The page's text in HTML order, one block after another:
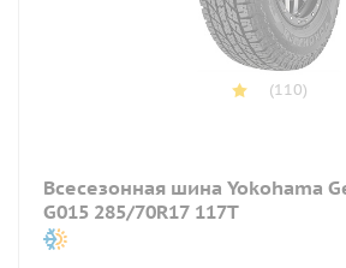
(110)
Всесезонная шина Yokohama
G015 285/70R17 117T